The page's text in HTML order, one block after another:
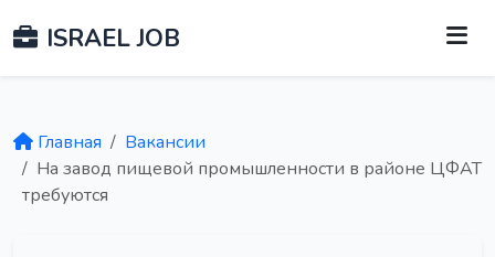
ISRAEL JOB
Главная
Вакансии
На завод пищевой промышленности в районе ЦФАТ
требуются